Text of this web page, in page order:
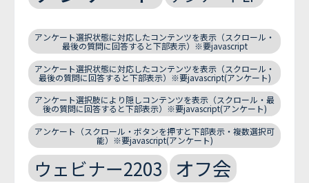
アンケート選択状態に対応したコンテンツを表示（スクロール・
最後の質問に回答すると下部表示）※要javascript
アンケート選択状態に対応したコンテンツを表示（スクロール・
最後の質問に回答すると下部表示）※要javascript(アンケート)
アンケート選択肢により隠しコンテンツを表示（スクロール・最
後の質問に回答すると下部表示）※要javascript(アンケート)
アンケート（スクロール・ボタンを押すと下部表示・複数選択可
能）※要javascript(アンケート)
ウェビナー2203 オフ会